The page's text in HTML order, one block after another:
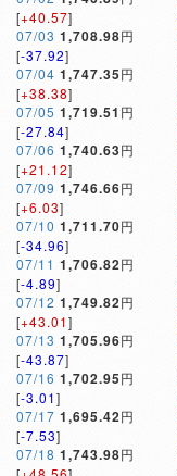
[+40.57]
07/03 1,708.98円
[-37.92]
07/04 1,747.35円
[+38.38]
07/05 1,719.51 円
[-27.84]
07/06 1,740.63円
[+21.12]
07/09 1,746.66円
[+6.03]
07/10 1,711.70円
[-34.96]
07/11 1,706.82円
[-4.89]
07/12 1,749.82円
[+43.01]
07/13 1,705.96円
[-43.87]
07/16 1,702.95円
[-3.01]
07/17 1,695.42円
[-7.53]
07/18 1,743.98円